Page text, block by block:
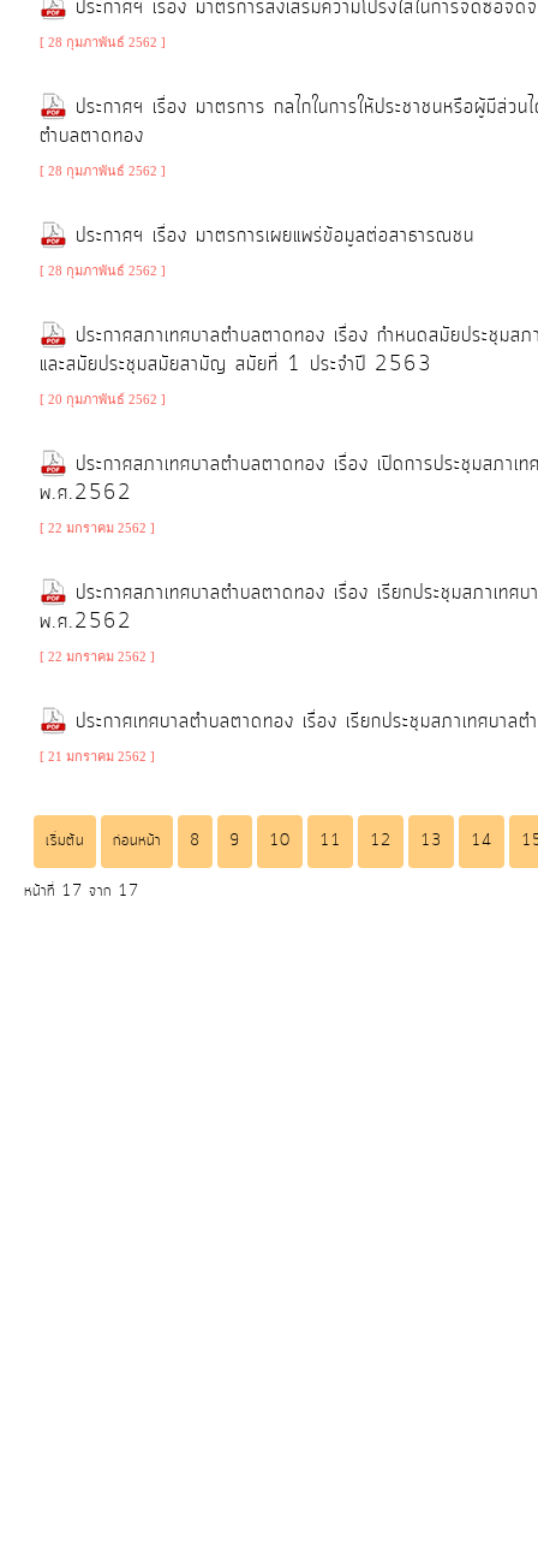
ประกาศฯ เรื่อง มาตรการส่งเสริมความโปร่งใสในการจัดซื้อจัด
[ 28 กุมภาพันธ์ 2562 ]
ประกาศฯ เรื่อง มาตรการ กลไกในการให้ประชาชนหรือผู้มีส่วน
ตำบลตาดทอง
[ 28 กุมภาพันธ์ 2562 ]
ประกาศฯ เรื่อง มาตรการเผยแพร่ข้อมูลต่อสาธารณชน
[ 28 กุมภาพันธ์ 2562 ]
ประกาศสภาเทศบาลตำบลตาดทอง เรื่อง กำหนดสมัยประชุ
และสมัยประชุมสมัยสามัญ สมัยที่ 1 ประจำปี 2563
[ 20 กุมภาพันธ์ 2562 ]
ประกาศสภาเทศบาลตำบลตาดทอง เรื่อง เปิดการประชุมสภ
พ.ศ.2562
[ 22 มกราคม 2562 ]
ประกาศสภาเทศบาลตำบลตาดทอง เรื่อง เรียกประชุมสภาเ
พ.ศ.2562
[ 22 มกราคม 2562 ]
ประกาศเทศบาลตำบลตาดทอง เรื่อง เรียกประชุมสภาเทศ
[ 21 มกราคม 2562 ]
เริ่มต้น ก่อนหน้า 8 9 10 11 12 13 14
หน้าที่ 17 จาก 17